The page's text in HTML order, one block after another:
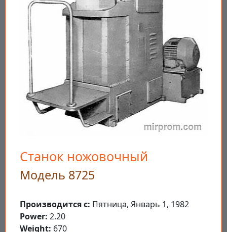
Станок ножовочный
Модель 8725
Производится с: Пятница, Январь 1, 1982
Power: 2.20
Weight: 670